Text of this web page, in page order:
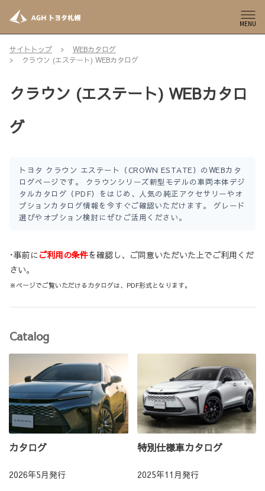
MENU
サイトトップ
WEBカタログ
クラウン (エステート) WEBカタログ
クラウン (エステート) WEBカタロ
グ
トヨタ クラウン エステート（CROWN ESTATE）のWEBカタ
ログページです。 クラウンシリーズ新型モデルの車両本体デジ
タルカタログ（PDF）をはじめ、人気の純正アクセサリーやオ
プションカタログ情報を今すぐご確認いただけます。 グレード
選びやオプション検討にぜひご活用ください。
･事前にご利用の条件を確認し、ご同意いただいた上でご利用くだ
さい。
※ページでご覧いただけるカタログは、PDF形式となります。
Catalog
カタログ
2026年5月発行
特別仕様車カタログ
2025年11月発行